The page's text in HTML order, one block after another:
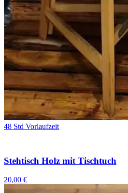
48 Std Vorlaufzeit
Stehtisch Holz mit Tischtuch
20,00 €